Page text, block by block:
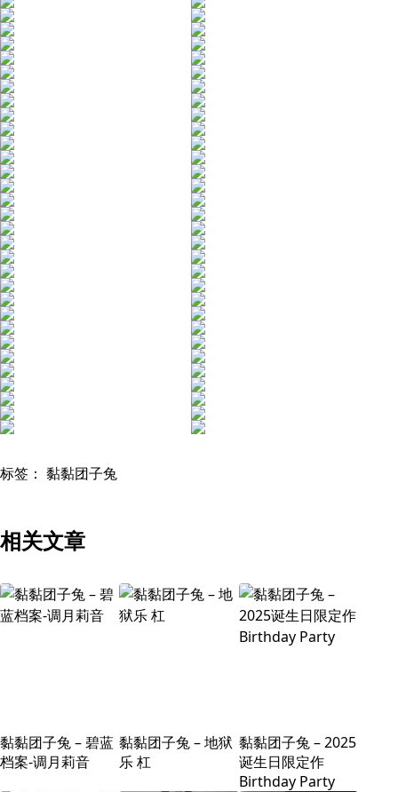
标签： 黏黏团子兔
相关文章
黏黏团子兔 – 碧蓝
档案-调月莉音
黏黏团子兔 – 地狱
乐 杠
黏黏团子兔 – 2025
诞生日限定作
Birthday Party